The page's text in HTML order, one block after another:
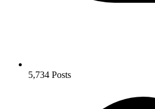
5,734 Posts